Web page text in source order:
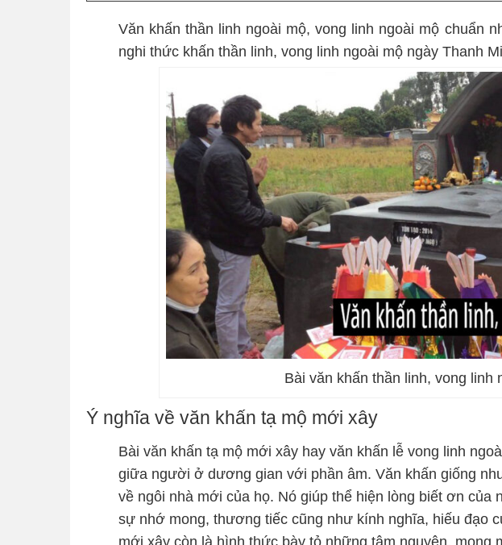
Văn khấn thần linh ngoài mộ, vong linh ngoài mộ chuẩn
nghi thức khấn thần linh, vong linh ngoài mộ ngày Thanh
Bài văn khấn thần linh, vong linh
Ý nghĩa về văn khấn tạ mộ mới xây
Bài văn khấn tạ mộ mới xây hay văn khấn lễ vong linh
giữa người ở dương gian với phần âm. Văn khấn giống
về ngôi nhà mới của họ. Nó giúp thể hiện lòng biết ơn của
sự nhớ mong, thương tiếc cũng như kính nghĩa, hiếu đạo
mới xây còn là hình thức bày tỏ những tâm nguyện, mong